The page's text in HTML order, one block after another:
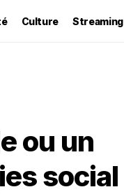
Culture Streaming
ou un
social